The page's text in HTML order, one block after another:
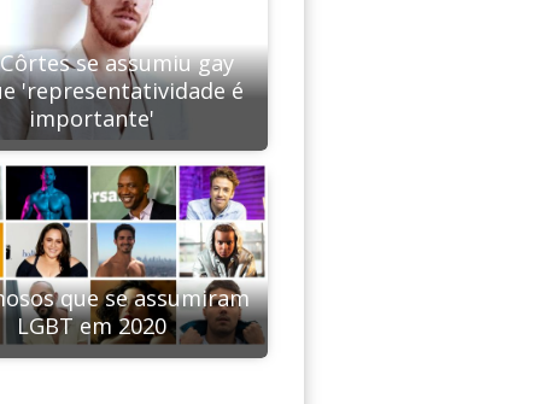
se assumiu gay
'representatividade é
importante'
que se assumiram
LGBT em 2020